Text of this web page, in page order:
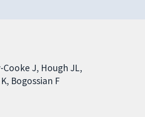
Cooke J Hough JL
Bogossian F